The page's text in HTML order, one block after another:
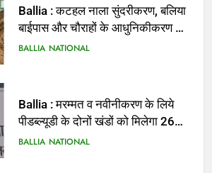
Ballia : कटहल नाला सुंदरीकरण, बलिया
बाईपास और चौराहों के आधुनिकीकरण की
तैयारी तेज
BALLIA NATIONAL
Ballia : मरम्मत व नवीनीकरण के लिये
पीडब्ल्यूडी के दोनों खंडों को मिलेगा 26
करोड़
BALLIA NATIONAL